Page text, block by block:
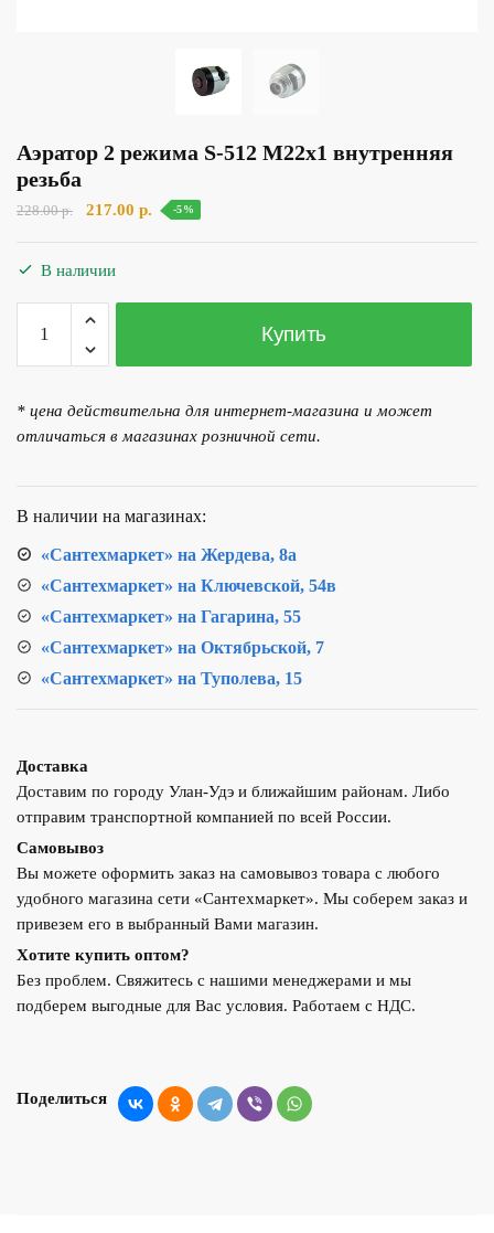
Аэратор 2 режима S-512 М22х1 внутренняя
резьба
228.00р.
Первоначальная
217.00 р. Текущая
-5%
В наличии
Количество
товара
Аэратор
режима
S-
внутренняя
резьба
Купить
* цена действительна для интернет-магазина и может
отличаться в магазинах розничной сети.
В наличии на магазинах:
«Сантехмаркет» на Жердева, 8а
«Сантехмаркет» на Ключевской, 54в
«Сантехмаркет» на Гагарина, 55
«Сантехмаркет» на Октябрьской, 7
«Сантехмаркет» на Туполева, 15
Доставка
Доставим по городу Улан-Удэ и ближайшим районам. Либо
отправим транспортной компанией по всей России.
Самовывоз
Вы можете оформить заказ на самовывоз товара с любого
удобного магазина сети «Сантехмаркет». Мы соберем заказ и
привезем его в выбранный Вами магазин.
Хотите купить оптом?
Без проблем. Свяжитесь с нашими менеджерами и мы
подберем выгодные для Вас условия. Работаем с НДС.
Поделиться